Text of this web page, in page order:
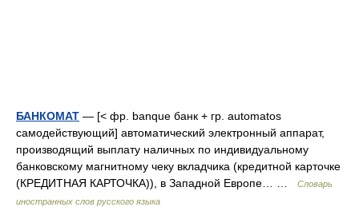
БАНКОМАТ — [< фр. banque банк + гр. automatos
самодействующий] автоматический электронный аппарат,
производящий выплату наличных по индивидуальному
банковскому магнитному чеку вкладчика (кредитной карточке
(КРЕДИТНАЯ КАРТОЧКА)), в Западной Европе… …
Словарь
иностранных слов русского языка